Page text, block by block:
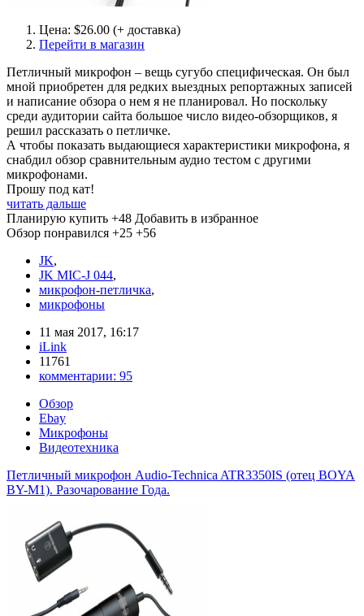
Цена: $26.00 (+ доставка)
Перейти в магазин
Петличный микрофон – вещь сугубо специфическая. Он был
мной приобретен для редких выездных репортажных записей
и написание обзора о нем я не планировал. Но поскольку
среди аудитории сайта большое число видео-обзорщиков, я
решил рассказать о петличке.
А чтобы показать выдающиеся характеристики микрофона, я
снабдил обзор сравнительным аудио тестом с другими
микрофонами.
Прошу под кат!
читать дальше
Планирую купить +48 Добавить в избранное
Обзор понравился +25 +56
JK,
JK MIC-J 044,
микрофон-петличка,
микрофоны
11 мая 2017, 16:17
iLink
11761
комментарии: 95
Обзор
Ebay
Микрофоны
Видеотехника
Петличный микрофон Audio-Technica ATR3350IS (отец BOYA
BY-M1). Разочарование Года.